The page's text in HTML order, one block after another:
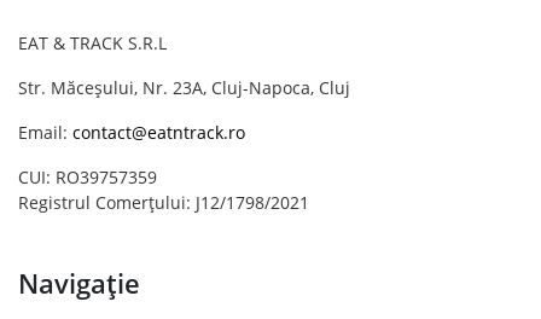
EAT & TRACK S.R.L
Str. Măceșului, Nr. 23A, Cluj-Napoca, Cluj
Email: contact@eatntrack.ro
CUI: RO39757359
Registrul Comerțului: J12/1798/2021
Navigație